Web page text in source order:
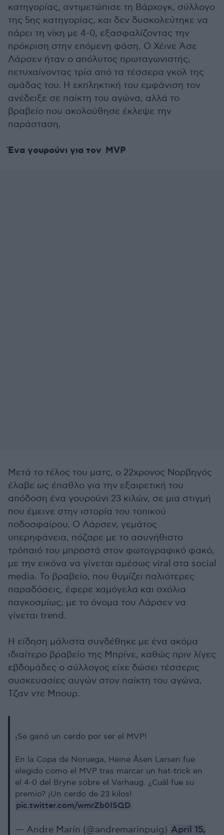
κατηγορίας, αντιμετώπισε τη Βάρχογκ, σύλλογο
της 5ης κατηγορίας, και δεν δυσκολεύτηκε να
πάρει τη νίκη με 4-0, εξασφαλίζοντας την
πρόκριση στην επόμενη φάση. Ο Χέινε Άσε
Λάρσεν ήταν ο απόλυτος πρωταγωνιστής,
πετυχαίνοντας τρία από τα τέσσερα γκολ της
ομάδας του. Η εκπληκτική του εμφάνιση τον
ανέδειξε σε παίκτη του αγώνα, αλλά το
βραβείο που ακολούθησε έκλεψε την
παράσταση.
Ένα γουρούνι για τον MVP
Μετά το τέλος του ματς, ο 22χρονος Νορβηγός
έλαβε ως έπαθλο για την εξαιρετική του
απόδοση ένα γουρούνι 23 κιλών, σε μια στιγμή
που έμεινε στην ιστορία του τοπικού
ποδοσφαίρου. Ο Λάρσεν, γεμάτος
υπερηφάνεια, πόζαρε με το ασυνήθιστο
τρόπαιό του μπροστά στον φωτογραφικό φακό,
με την εικόνα να γίνεται αμέσως viral στα social
media. Το βραβείο, που θυμίζει παλιότερες
παραδόσεις, έφερε χαμόγελα και σχόλια
παγκοσμίως, με το όνομα του Λάρσεν να
γίνεται trend.
Η είδηση μάλιστα συνδέθηκε με ένα ακόμα
ιδιαίτερο βραβείο της Μπρίνε, καθώς πριν λίγες
εβδομάδες ο σύλλογος είχε δώσει τέσσερις
συσκευασίες αυγών στον παίκτη του αγώνα,
Τζαν ντε Μπουρ.
¡Se ganó un cerdo por ser el MVP!
En la Copa de Noruega, Heine Åsen Larsen fue
elegido como el MVP tras marcar un hat-trick en
el 4-0 del Bryne sobre el Varhaug. ¿Cuál fue su
premio? ¡Un cerdo de 23 kilos!
pic.twitter.com/wmrZb0ISQD
— Andre Marín (@andremarinpuig) April 15,